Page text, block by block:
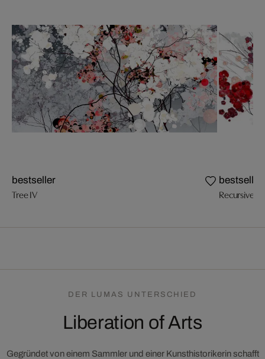
bestseller
Tree IV
bestseller
Recursive
DER LUMAS UNTERSCHIED
Liberation of Arts
Gegründet von einem Sammler und einer Kunsthistorikerin schafft